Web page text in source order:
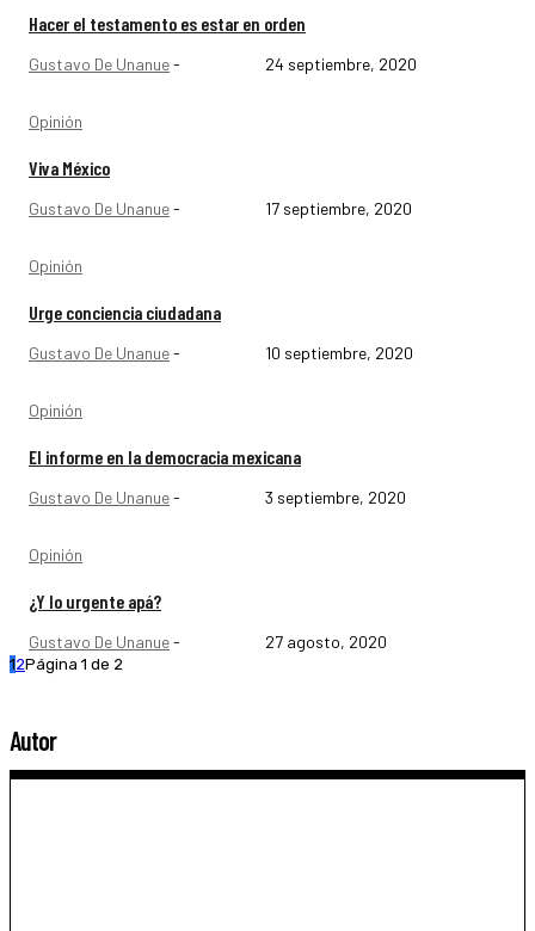
Hacer el testamento es estar en orden
Gustavo De Unanue- 24 septiembre, 2020
Opinión
Viva México
Gustavo De Unanue- 17 septiembre, 2020
Opinión
Urge conciencia ciudadana
Gustavo De Unanue- 10 septiembre, 2020
Opinión
El informe en la democracia mexicana
Gustavo De Unanue- 3 septiembre, 2020
Opinión
¿Y lo urgente apá?
Gustavo De Unanue- 27 agosto, 2020
12Página 1 de 2
Autor